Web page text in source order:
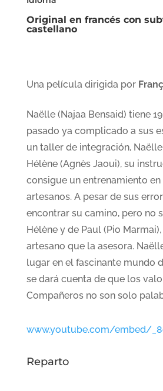
Original en francés con
castellano
Una película dirigida por
Naëlle (Najaa Bensaid) tiene
pasado ya complicado a sus
un taller de integración,
Hélène (Agnès Jaoui), su
consigue un entrenamiento
artesanos. A pesar de sus
encontrar su camino, pero no
Hélène y de Paul (Pio
artesano que la asesora.
lugar en el fascinante mundo
se dará cuenta de que los
Compañeros no son solo
www.youtube.com/embed/
Reparto